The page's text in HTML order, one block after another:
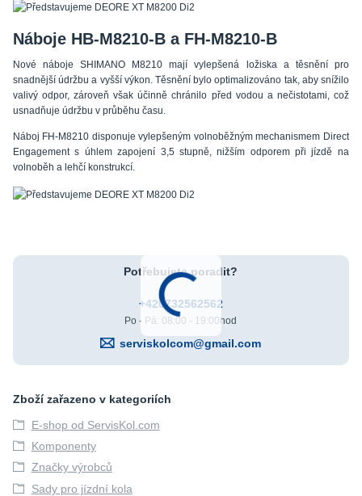
Náboje HB-M8210-B a FH-M8210-B
Nové náboje SHIMANO M8210 mají vylepšená ložiska a těsnění pro
snadnější údržbu a vyšší výkon. Těsnění bylo optimalizováno tak, aby snížilo
valivý odpor, zároveň však účinně chránilo před vodou a nečistotami, což
usnadňuje údržbu v průběhu času.
Náboj FH-M8210 disponuje vylepšeným volnoběžným mechanismem Direct
Engagement s úhlem zapojení 3,5 stupně, nižším odporem při jízdě na
volnoběh a lehčí konstrukcí.
Potřebujete poradit?
+420732562562
Po - Pá: 08:00 - 19:00hod
serviskolcom@gmail.com
Zboží zařazeno v kategoriích
E-shop od ServisKol.com
Komponenty
Značky výrobců
Sady pro jízdní kola